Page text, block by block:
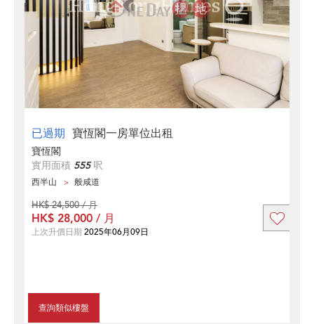
已過期 寶恆閣一房單位出租
寶恆閣
實用面積 555呎
西半山 般咸道
查詢類似樓盤
HK$ 24,500 / 月
HK$ 28,000 / 月
上次升價日期 2025年06月09日